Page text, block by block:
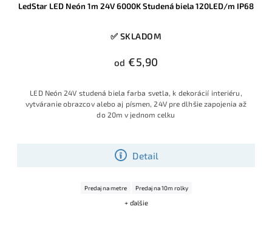
LedStar LED Neón 1m 24V 6000K Studená biela 120LED/m IP68
✅ SKLADOM
od €5,90
Detail
LED Neón 24V studená biela farba svetla, k dekorácií interiéru,
vytváranie obrazcov alebo aj písmen, 24V pre dlhšie zapojenia až
do 20m v jednom celku
Predaj na metre Predaj na 10m rolky
+ ďalšie